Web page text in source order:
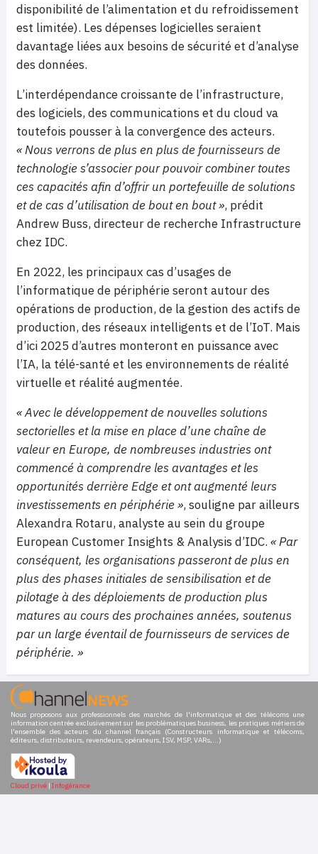
disponibilité de l’alimentation et du refroidissement
est limitée). Les dépenses logicielles seraient
davantage liées aux besoins de sécurité et d’analyse
des données.
L’interdépendance croissante de l’infrastructure,
des logiciels, des communications et du cloud va
toutefois pousser à la convergence des acteurs.
« Nous verrons de plus en plus de fournisseurs de
technologie s’associer pour pouvoir combiner toutes
ces capacités afin d’offrir un portefeuille de solutions
et de cas d’utilisation de bout en bout », prédit
Andrew Buss, directeur de recherche Infrastructure
chez IDC.
En 2022, les principaux cas d’usages de
l’informatique de périphérie seront autour des
opérations de production, de la gestion des actifs de
production, des réseaux intelligents et de l’IoT. Mais
d’ici 2025 d’autres monteront en puissance avec
l’IA, la télé-santé et les environnements de réalité
virtuelle et réalité augmentée.
« Avec le développement de nouvelles solutions
sectorielles et la mise en place d’une chaîne de
valeur en Europe, de nombreuses industries ont
commencé à comprendre les avantages et les
opportunités derrière Edge et ont augmenté leurs
investissements en périphérie », souligne par ailleurs
Alexandra Rotaru, analyste au sein du groupe
European Customer Insights & Analysis d’IDC. « Par
conséquent, les organisations passeront de plus en
plus des phases initiales de sensibilisation et de
pilotage à des déploiements de production plus
matures au cours des prochaines années, soutenus
par un large éventail de fournisseurs de services de
périphérie. »
Nous proposons aux professionnels des marchés de l'informatique et des télécoms une
information centrée exclusivement sur les problématiques business, les pratiques métiers de
l'ensemble des acteurs du channel français (Constructeurs informatique et télécoms,
éditeurs, distributeurs, revendeurs, opérateurs, ISV, MSP, VARs,...)
Cloud privé | Infogérance